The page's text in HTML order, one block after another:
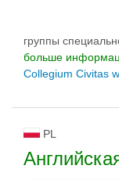
группы
больше
Collegium Civitas
PL